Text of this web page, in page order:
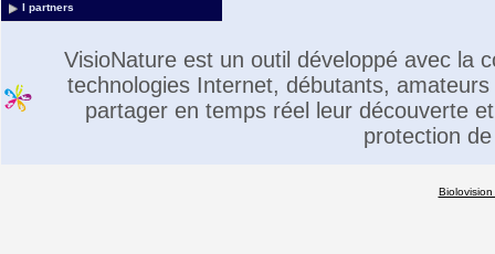
I partners
VisioNature est un outil développé avec la
technologies Internet, débutants,
partager en temps réel leur découverte
protection
Biolovision